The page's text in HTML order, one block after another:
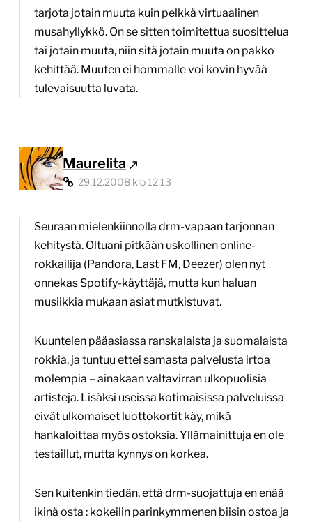
tarjota jotain muuta kuin pelkkä virtuaalinen
musahyllykkö. On se sitten toimitettua suosittelua
tai jotain muuta, niin sitä jotain muuta on pakko
kehittää. Muuten ei hommalle voi kovin hyvää
tulevaisuutta luvata.
Maurelita
29.12.2008 klo 12.13
Seuraan mielenkiinnolla drm-vapaan tarjonnan
kehitystä. Oltuani pitkään uskollinen online-
rokkailija (Pandora, Last FM, Deezer) olen nyt
onnekas Spotify-käyttäjä, mutta kun haluan
musiikkia mukaan asiat mutkistuvat.
Kuuntelen pääasiassa ranskalaista ja suomalaista
rokkia, ja tuntuu ettei samasta palvelusta irtoa
molempia – ainakaan valtavirran ulkopuolisia
artisteja. Lisäksi useissa kotimaisissa palveluissa
eivät ulkomaiset luottokortit käy, mikä
hankaloittaa myös ostoksia. Yllämainittuja en ole
testaillut, mutta kynnys on korkea.
Sen kuitenkin tiedän, että drm-suojattuja en enää
ikinä osta : kokeilin parinkymmenen biisin ostoa ja